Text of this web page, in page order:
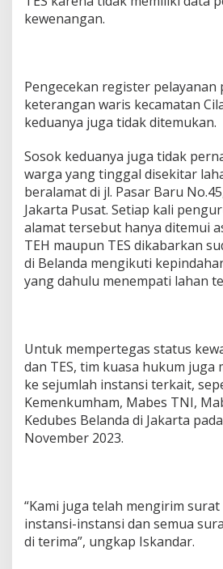
kewenangan.
Pengecekan register pelayanan
keterangan waris kecamatan
keduanya juga tidak ditemukan.
Sosok keduanya juga tidak
warga yang tinggal disekitar
beralamat di jl. Pasar Baru
Jakarta Pusat. Setiap kali
alamat tersebut hanya ditemui
TEH maupun TES dikabarkan
di Belanda mengikuti
yang dahulu menempati lahan
Untuk mempertegas status
dan TES, tim kuasa hukum
ke sejumlah instansi terkait,
Kemenkumham, Mabes TNI,
Kedubes Belanda di Jakarta
November 2023.
“Kami juga telah mengirim
instansi-instansi dan semua
di terima”, ungkap Iskandar.